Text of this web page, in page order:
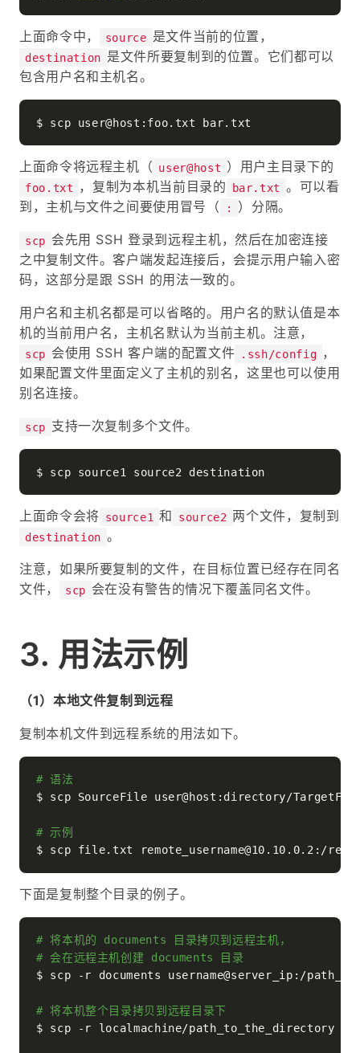
上面命令中， source 是文件当前的位置，
destination 是文件所要复制到的位置。它们都可以
包含用户名和主机名。
上面命令将远程主机（ user@host ）用户主目录下的
foo.txt ，复制为本机当前目录的 bar.txt 。可以看
到，主机与文件之间要使用冒号（
: ）分隔。
scp 会先用 SSH 登录到远程主机，然后在加密连接
之中复制文件。客户端发起连接后，会提示用户输入密
码，这部分是跟 SSH 的用法一致的。
用户名和主机名都是可以省略的。用户名的默认值是本
机的当前用户名，主机名默认为当前主机。注意，
scp 会使用 SSH 客户端的配置文件 .ssh/config ，
如果配置文件里面定义了主机的别名，这里也可以使用
别名连接。
scp 支持一次复制多个文件。
上面命令会将 source1 和 source2 两个文件，复制到
destination 。
注意，如果所要复制的文件，在目标位置已经存在同名
文件，
scp 会在没有警告的情况下覆盖同名文件。
用法示例
（1）本地文件复制到远程
复制本机文件到远程系统的用法如下。
# 语法
$ scp SourceFile user@host:directory/
# 示例
下面是复制整个目录的例子。
# 将本机的 documents 目录拷贝到远程主机，
# 会在远程主机创建 documents 目录
$ scp -r documents username@server_ip:/
# 将本机整个目录拷贝到远程目录下
$ scp -r localmachine/path_to_the_directory